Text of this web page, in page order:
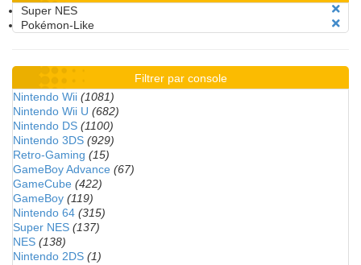
Super NES
Pokémon-Like
Filtrer par console
Nintendo Wii (1081)
Nintendo Wii U (682)
Nintendo DS (1100)
Nintendo 3DS (929)
Retro-Gaming (15)
GameBoy Advance (67)
GameCube (422)
GameBoy (119)
Nintendo 64 (315)
Super NES (137)
NES (138)
Nintendo 2DS (1)